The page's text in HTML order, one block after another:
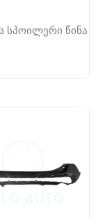
სპოილერი წინა